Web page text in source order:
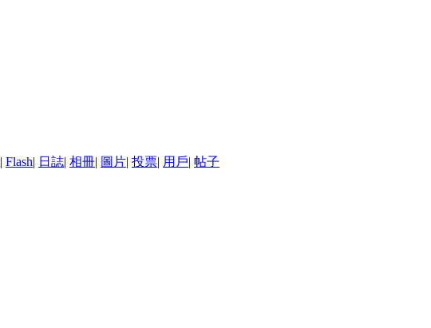
| Flash| 日誌| 相冊| 圖片| 投票| 用戶| 帖子